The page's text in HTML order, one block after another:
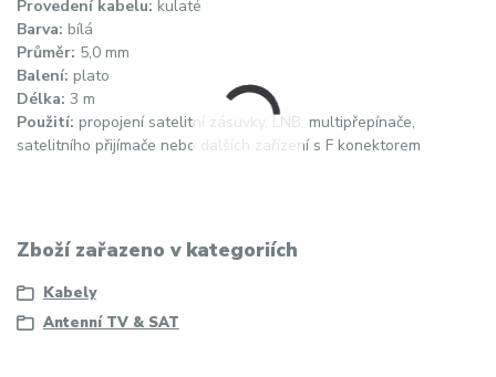
Provedení kabelu: kulaté
Barva: bílá
Průměr: 5,0 mm
Balení: plato
Délka: 3 m
Použití: propojení satelitní zásuvky, LNB, multipřepínače,
satelitního přijímače nebo dalších zařízení s F konektorem
Zboží zařazeno v kategoriích
Kabely
Antenní TV & SAT